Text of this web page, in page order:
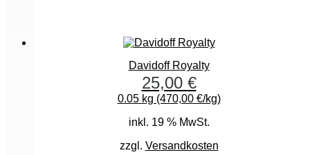
Davidoff Royalty
25,00 €
0.05 kg (470,00 €/kg)
inkl. 19 % MwSt.
zzgl. Versandkosten